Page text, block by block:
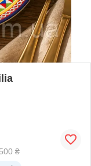
₴